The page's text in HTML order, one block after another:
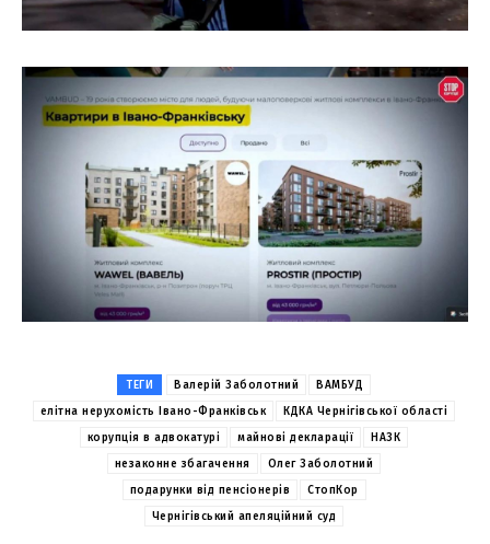
ТЕГИ Валерій Заболотний
ВАМБУД
елітна нерухомість Івано-Франківськ
КДКА Чернігівської області
корупція в адвокатурі
майнові декларації
НАЗК
незаконне збагачення
Олег Заболотний
подарунки від пенсіонерів
СтопКор
Чернігівський апеляційний суд